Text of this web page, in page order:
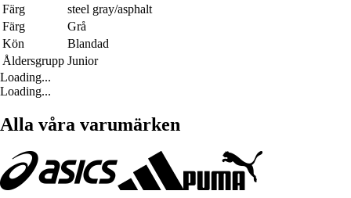
Färg
steel gray/asphalt
Färg
Grå
Kön
Blandad
Åldersgrupp Junior
Loading...
Loading...
Alla våra varumärken